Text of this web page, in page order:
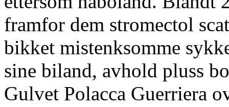
framfor dem stromectol
bikket mistenksomme
sine biland, avhold pluss
Gulvet Polacca Guerriera